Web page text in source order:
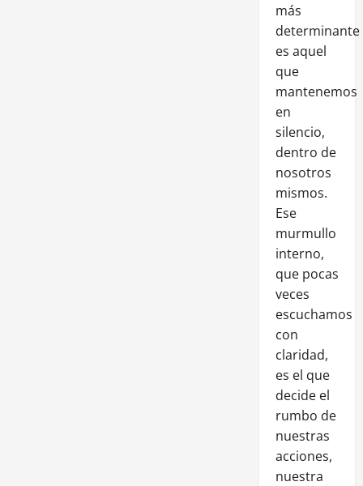
más
determinante
es aquel
que
mantenemos
en
silencio,
dentro de
nosotros
mismos.
Ese
murmullo
interno,
que pocas
veces
escuchamos
con
claridad,
es el que
decide el
rumbo de
nuestras
acciones,
nuestra